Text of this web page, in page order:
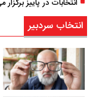
انتخاب سردبیر